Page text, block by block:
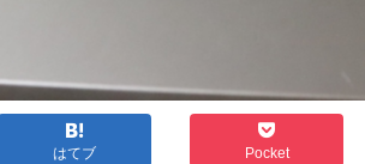
はてブ Pocket